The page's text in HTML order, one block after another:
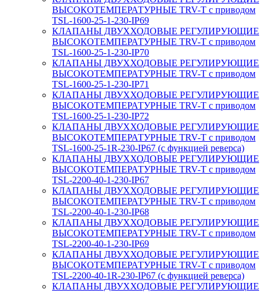
ВЫСОКОТЕМПЕРАТУРНЫЕ TRV-T с приводом
TSL-1600-25-1-230-IP69
КЛАПАНЫ ДВУХХОДОВЫЕ РЕГУЛИРУЮЩИЕ
ВЫСОКОТЕМПЕРАТУРНЫЕ TRV-T с приводом
TSL-1600-25-1-230-IP70
КЛАПАНЫ ДВУХХОДОВЫЕ РЕГУЛИРУЮЩИЕ
ВЫСОКОТЕМПЕРАТУРНЫЕ TRV-T с приводом
TSL-1600-25-1-230-IP71
КЛАПАНЫ ДВУХХОДОВЫЕ РЕГУЛИРУЮЩИЕ
ВЫСОКОТЕМПЕРАТУРНЫЕ TRV-T с приводом
TSL-1600-25-1-230-IP72
КЛАПАНЫ ДВУХХОДОВЫЕ РЕГУЛИРУЮЩИЕ
ВЫСОКОТЕМПЕРАТУРНЫЕ TRV-T с приводом
TSL-1600-25-1R-230-IP67 (с функцией реверса)
КЛАПАНЫ ДВУХХОДОВЫЕ РЕГУЛИРУЮЩИЕ
ВЫСОКОТЕМПЕРАТУРНЫЕ TRV-T с приводом
TSL-2200-40-1-230-IP67
КЛАПАНЫ ДВУХХОДОВЫЕ РЕГУЛИРУЮЩИЕ
ВЫСОКОТЕМПЕРАТУРНЫЕ TRV-T с приводом
TSL-2200-40-1-230-IP68
КЛАПАНЫ ДВУХХОДОВЫЕ РЕГУЛИРУЮЩИЕ
ВЫСОКОТЕМПЕРАТУРНЫЕ TRV-T с приводом
TSL-2200-40-1-230-IP69
КЛАПАНЫ ДВУХХОДОВЫЕ РЕГУЛИРУЮЩИЕ
ВЫСОКОТЕМПЕРАТУРНЫЕ TRV-T с приводом
TSL-2200-40-1R-230-IP67 (с функцией реверса)
КЛАПАНЫ ДВУХХОДОВЫЕ РЕГУЛИРУЮЩИЕ